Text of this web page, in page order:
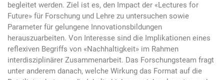
begleitet werden. Ziel ist es, den Impact der «Lectures for
Future» für Forschung und Lehre zu untersuchen sowie
Parameter für gelungene Innovationsbildungen
herauszuarbeiten. Von Interesse sind die Implikationen eines
reflexiven Begriffs von «Nachhaltigkeit» im Rahmen
interdisziplinärer Zusammenarbeit. Das Forschungsteam fragt
unter anderem danach, welche Wirkung das Format auf die